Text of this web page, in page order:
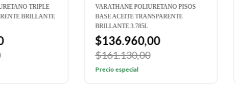
TRIPLE
BRILLANTE
VARATHANE POLIURETANO PISOS
BASE ACEITE TRANSPARENTE
BRILLANTE 3.785L
$136.960,00
$161.130,00
Precio especial